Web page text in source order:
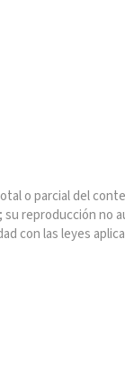
o parcial del
su reproducción no
con las leyes